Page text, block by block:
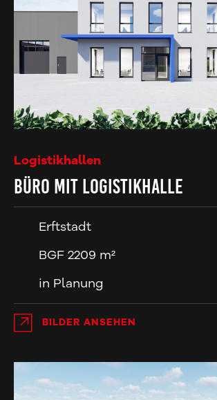
Logistikhallen
Büro mit Logistikhalle
Erftstadt
BGF 2209 m²
in Planung
BILDER ANSEHEN